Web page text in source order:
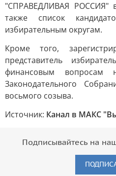
"СПРАВЕДЛИВАЯ РОССИЯ"
также список
избирательным округам.
Кроме того,
представитель
финансовым вопросам
Законодательного
восьмого созыва.
Источник: Канал в МАКС
Подписывайтесь на